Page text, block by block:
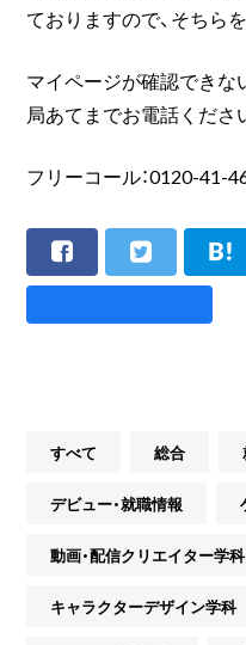
ておりますので、そちら
マイページが確認できな
局あてまでお電話くださ
フリーコール：0120-41-
すべて 総合
デビュー・就職情報
動画・配信クリエイター学科
キャラクターデザイン学科